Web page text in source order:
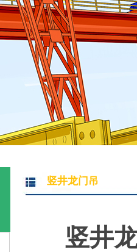
竖井龙门吊
竖井